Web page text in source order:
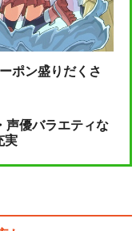
ポン盛りだくさ
声優バラエティな
実